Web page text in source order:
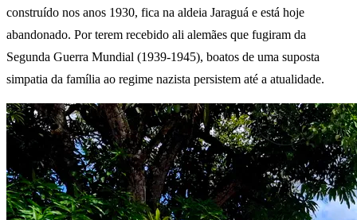
construído nos anos 1930, fica na aldeia Jaraguá e está hoje
abandonado. Por terem recebido ali alemães que fugiram da
Segunda Guerra Mundial (1939-1945), boatos de uma suposta
simpatia da família ao regime nazista persistem até a atualidade.